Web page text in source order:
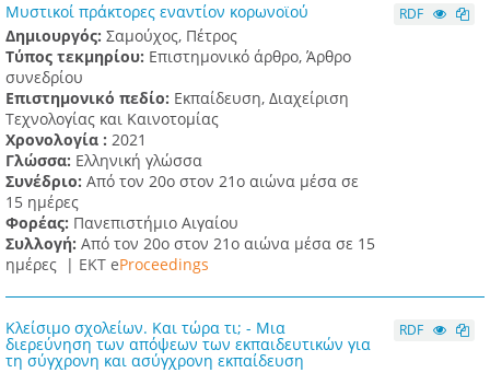
Μυστικοί πράκτορες εναντίον κορωνοϊού
Δημιουργός: Σαμούχος, Πέτρος
Τύπος τεκμηρίου: Επιστημονικό άρθρο, Άρθρο
συνεδρίου
Επιστημονικό πεδίο: Εκπαίδευση, Διαχείριση
Τεχνολογίας και Καινοτομίας
Χρονολογία : 2021
Γλώσσα: Ελληνική γλώσσα
Συνέδριο: Από τον 20ο στον 21ο αιώνα μέσα σε
15 ημέρες
Φορέας: Πανεπιστήμιο Αιγαίου
Συλλογή: Από τον 20ο στον 21ο αιώνα μέσα σε 15
ημέρες | ΕΚΤ eProceedings
RDF
Κλείσιμο σχολείων. Και τώρα τι; - Μια
διερεύνηση των απόψεων των εκπαιδευτικών για
τη σύγχρονη και ασύγχρονη εκπαίδευση
RDF